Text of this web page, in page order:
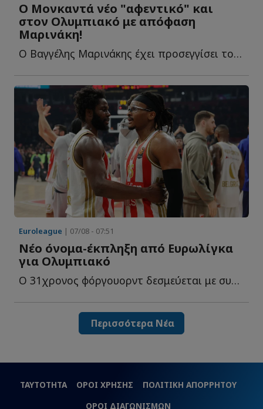
Ο Μονκαντά νέο "αφεντικό" και
στον Ολυμπιακό με απόφαση
Μαρινάκη!
Ο Βαγγέλης Μαρινάκης έχει προσεγγίσει τον πρώην τεχνικό δ...
Euroleague | 07/08 - 07:51
Νέο όνομα-έκπληξη από Ευρωλίγκα
για Ολυμπιακό
O 31χρονος φόργουορντ δεσμεύεται με συμβόλαιο για ακόμη έ...
Περισσότερα Νέα
ΤΑΥΤΟΤΗΤΑ ΟΡΟΙ ΧΡΗΣΗΣ
ΠΟΛΙΤΙΚΗ ΑΠΟΡΡΗΤΟΥ
ΟΡΟΙ ΔΙΑΓΩΝΙΣΜΩΝ